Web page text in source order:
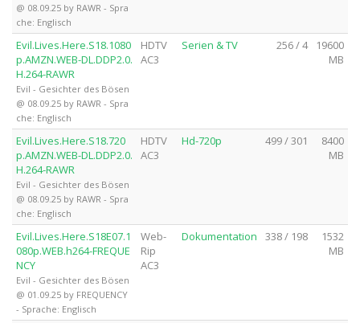
@ 08.09.25 by RAWR - Spra
che: Englisch
Evil.Lives.Here.S18.1080
p.AMZN.WEB-DL.DDP2.0.
H.264-RAWR
Evil - Gesichter des Bösen
@ 08.09.25 by RAWR - Spra
che: Englisch
HDTV
AC3
Serien & TV 256 / 4
19600
MB
Evil.Lives.Here.S18.720
p.AMZN.WEB-DL.DDP2.0.
H.264-RAWR
Evil - Gesichter des Bösen
@ 08.09.25 by RAWR - Spra
che: Englisch
HDTV
AC3
Hd-720p 499 / 301
8400
MB
Evil.Lives.Here.S18E07.1
080p.WEB.h264-FREQUE
NCY
Evil - Gesichter des Bösen
@ 01.09.25 by FREQUENCY
- Sprache: Englisch
Web-
Rip
AC3
Dokumentation 338 / 198
1532
MB